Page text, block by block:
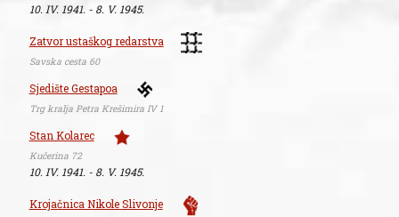
10. IV. 1941. - 8. V. 1945.
Zatvor ustaškog redarstva
Savska cesta 60
Sjedište Gestapoa
Trg kralja Petra Krešimira IV 1
Stan Kolarec
Kučerina 72
10. IV. 1941. - 8. V. 1945.
Krojačnica Nikole Slivonje